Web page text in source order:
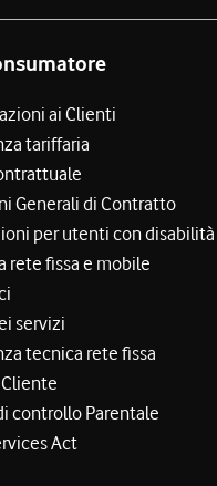
ai Clienti
tariffaria
Generali di Contratto
per utenti con disabilità
rete fissa e mobile
servizi
tecnica rete fissa
controllo Parentale
Act